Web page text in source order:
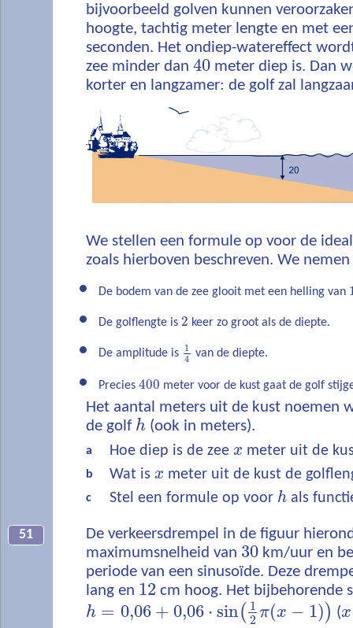
bijvoorbeeld golven kunnen
hoogte, tachtig meter lengte en met
seconden. Het ondiep-watereffect
zee minder dan 40 meter diep is. Dan
korter en langzamer: de golf zal
We stellen een formule op voor de
zoals hierboven beschreven. We
De bodem van de zee glooit met een helling van
De golflengte is 2 keer zo groot als de diepte.
De amplitude is 1
4 van de diepte.
Precies 400 meter voor de kust gaat de golf
Het aantal meters uit de kust noemen
de golf h (ook in meters).
a Hoe diep is de zee x meter uit de
b Wat is x meter uit de kust de
c Stel een formule op voor h als
51
De verkeersdrempel in de figuur
maximumsnelheid van 30 km/uur en
periode van een sinusoïde. Deze
lang en 12 cm hoog. Het bijbehorende
h = 0,06 + 0,06 ⋅ sin( 1
2 π(x − 1)) (x